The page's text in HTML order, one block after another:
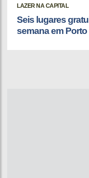
LAZER NA CAPITAL
Seis lugares
semana em Porto